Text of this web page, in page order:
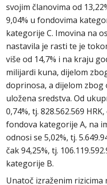
svojim članovima od
9,04% u fondovima
kategorije C. Imovina na
nastavila je rasti te je
više od 14,7% i na kraju
milijardi kuna, dijelom
doprinosa, a dijelom
uložena sredstva. Od
0,74%, tj. 828.562.569
fondova kategorije A, na
odnosi se 5,02%, tj.
čak 94,25%, tj.
kategorije B.
Unatoč izraženim rizicima